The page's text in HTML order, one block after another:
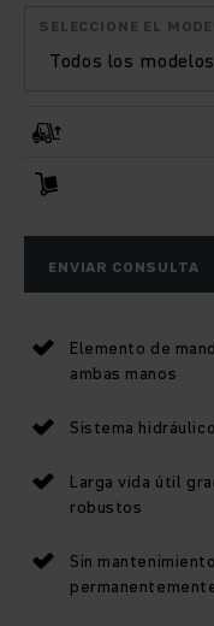
Todos los modelos
SELECCIONE EL
ENVIAR CONSULTA
Elemento de
ambas manos
Sistema
Larga vida útil
robustos
Sin